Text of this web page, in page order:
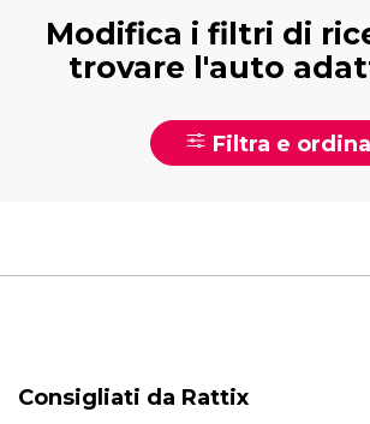
Modifica i filtri di
trovare l'auto
Filtra e ordina
Consigliati da Rattix